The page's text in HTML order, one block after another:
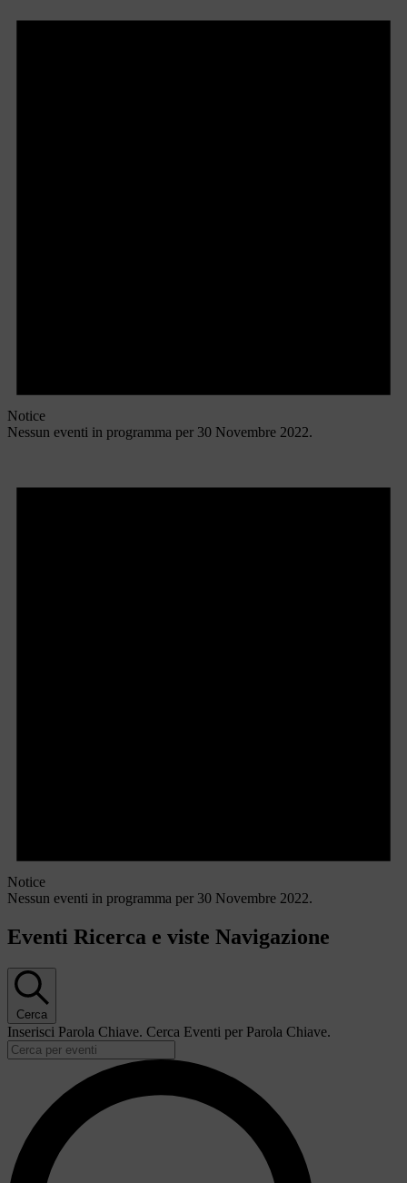
Notice
Nessun eventi in programma per 30 Novembre 2022.
Notice
Nessun eventi in programma per 30 Novembre 2022.
Eventi Ricerca e viste Navigazione
Cerca
Inserisci Parola Chiave. Cerca Eventi per Parola Chiave.